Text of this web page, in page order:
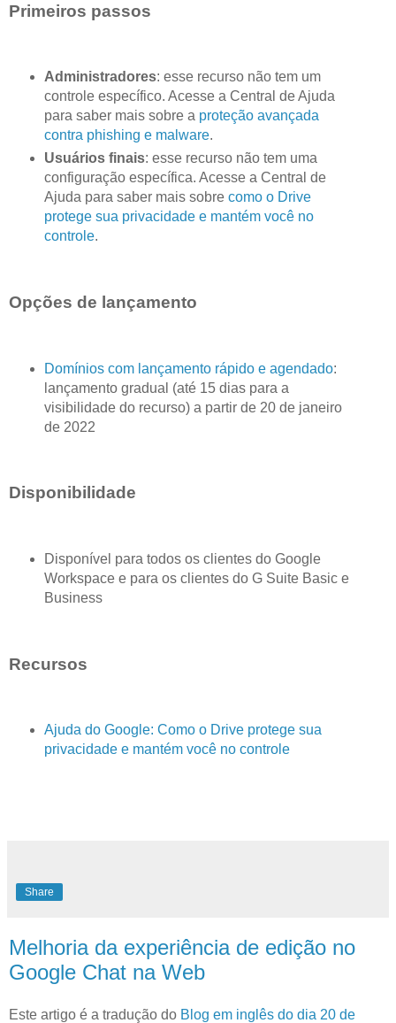
Primeiros passos
Administradores: esse recurso não tem um
controle específico. Acesse a Central de Ajuda
para saber mais sobre a proteção avançada
contra phishing e malware.
Usuários finais: esse recurso não tem uma
configuração específica. Acesse a Central de
Ajuda para saber mais sobre como o Drive
protege sua privacidade e mantém você no
controle.
Opções de lançamento
Domínios com lançamento rápido e agendado:
lançamento gradual (até 15 dias para a
visibilidade do recurso) a partir de 20 de janeiro
de 2022
Disponibilidade
Disponível para todos os clientes do Google
Workspace e para os clientes do G Suite Basic e
Business
Recursos
Ajuda do Google: Como o Drive protege sua
privacidade e mantém você no controle
Share
Melhoria da experiência de edição no
Google Chat na Web
Este artigo é a tradução do Blog em inglês do dia 20 de